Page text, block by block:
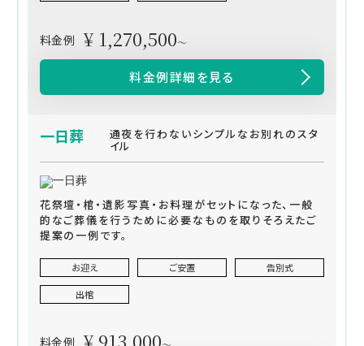
料金例 ¥ 1,270,500～
料金例詳細を見る
一日葬 通夜を行わないシンプルなお別れのスタ
イル
花祭壇・棺・遺影写真・お料理がセットになった、一般
的なご葬儀を行うために必要なものを取りそろえたご
提案の一例です。
お迎え ご安置 告別式
出棺
料金例 ¥ 913,000